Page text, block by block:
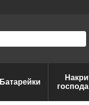
Батарейки